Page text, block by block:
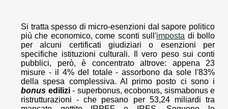
Si tratta spesso di micro-esenzioni dal sapore politico
più che economico, come sconti sull'imposta di bollo
per alcuni certificati giudiziari o esenzioni per
specifiche istituzioni culturali. Il vero peso sui conti
pubblici, però, è concentrato altrove: appena 23
misure - il 4% del totale - assorbono da sole l'83%
della spesa complessiva. Al primo posto ci sono i
bonus edilizi- superbonus, ecobonus, sismabonus e
ristrutturazioni - che pesano per 53,24 miliardi tra